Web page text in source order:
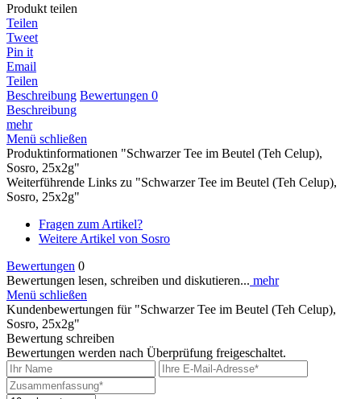
Produkt teilen
Teilen
Tweet
Pin it
Email
Teilen
Beschreibung Bewertungen 0
Beschreibung
mehr
Menü schließen
Produktinformationen "Schwarzer Tee im Beutel (Teh Celup),
Sosro, 25x2g"
Weiterführende Links zu "Schwarzer Tee im Beutel (Teh Celup),
Sosro, 25x2g"
Fragen zum Artikel?
Weitere Artikel von Sosro
Bewertungen 0
Bewertungen lesen, schreiben und diskutieren... mehr
Menü schließen
Kundenbewertungen für "Schwarzer Tee im Beutel (Teh Celup),
Sosro, 25x2g"
Bewertung schreiben
Bewertungen werden nach Überprüfung freigeschaltet.